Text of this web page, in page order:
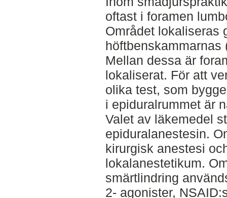
oftast i foramen
Området lokaliseras
Mellan dessa är
lokaliserat. För att
olika test, som
i epiduralrummet är
Valet av läkemedel
epiduralanestesin.
kirurgisk anestesi
lokalanestetikum.
smärtlindring
2- agonister,